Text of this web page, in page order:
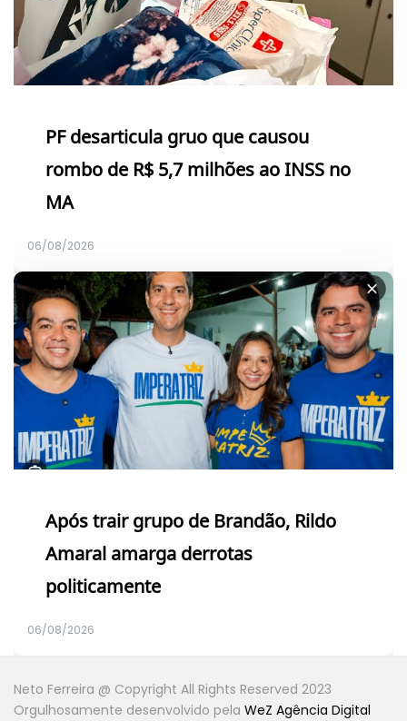
PF desarticula gruo que causou
rombo de R$ 5,7 milhões ao INSS no
MA
06/08/2026
Após trair grupo de Brandão, Rildo
Amaral amarga derrotas
politicamente
06/08/2026
Neto Ferreira @ Copyright All Rights Reserved 2023
Orgulhosamente desenvolvido pela WeZ Agência Digital